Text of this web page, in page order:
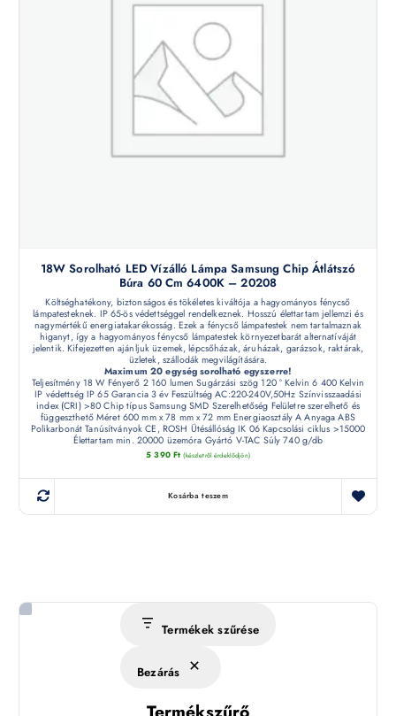
18W Sorolható LED Vízálló Lámpa Samsung Chip Átlátszó
Búra 60 Cm 6400K – 20208
Költséghatékony, biztonságos és tökéletes kiváltója a hagyományos fénycső
lámpatesteknek. IP 65-ös védettséggel rendelkeznek. Hosszú élettartam jellemzi és
nagymértékű energiatakarékosság. Ezek a fénycső lámpatestek nem tartalmaznak
higanyt, így a hagyományos fénycső lámpatestek környezetbarát alternatíváját
jelentik. Kifejezetten ajánljuk üzemek, lépcsőházak, áruházak, garázsok, raktárak,
üzletek, szállodák megvilágítására.
Maximum 20 egység sorolható egyszerre!
Teljesítmény 18 W Fényerő 2 160 lumen Sugárzási szög 120 ° Kelvin 6 400 Kelvin
IP védettség IP 65 Garancia 3 év Feszültség AC:220-240V,50Hz Színvisszaadási
index (CRI) >80 Chip típus Samsung SMD Szerelhetőség Felületre szerelhető és
függeszthető Méret 600 mm x 78 mm x 72 mm Energiaosztály A Anyaga ABS
Polikarbonát Tanúsítványok CE, ROSH Ütésállóság IK 06 Kapcsolási ciklus >15000
Élettartam min. 20000 üzemóra Gyártó V-TAC Súly 740 g/db
5 390 Ft (készletről érdeklődjön)
Kosárba teszem
Termékek szűrése
Bezárás